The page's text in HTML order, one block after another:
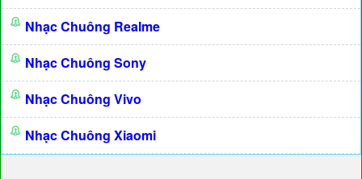
Nhạc Chuông Realme
Nhạc Chuông Sony
Nhạc Chuông Vivo
Nhạc Chuông Xiaomi